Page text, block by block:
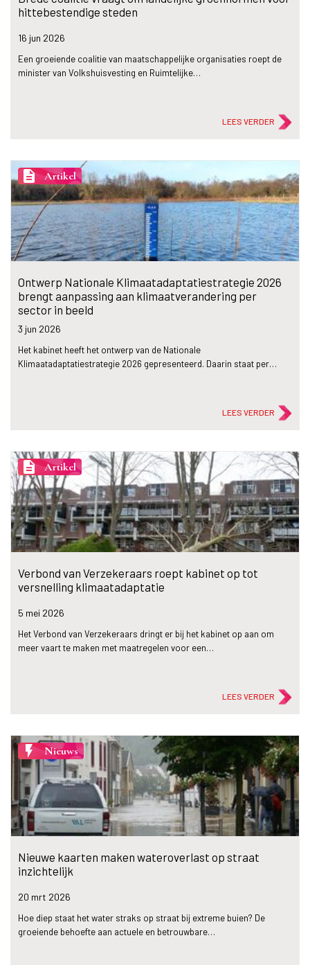
hittebestendige steden
16 jun 2026
Een groeiende coalitie van maatschappelijke organisaties roept de
minister van Volkshuisvesting en Ruimtelijke…
LEES VERDER
description Artikel
Ontwerp Nationale Klimaatadaptatiestrategie 2026
brengt aanpassing aan klimaatverandering per
sector in beeld
3 jun 2026
Het kabinet heeft het ontwerp van de Nationale
Klimaatadaptatiestrategie 2026 gepresenteerd. Daarin staat per…
LEES VERDER
description Artikel
Verbond van Verzekeraars roept kabinet op tot
versnelling klimaatadaptatie
5 mei 2026
Het Verbond van Verzekeraars dringt er bij het kabinet op aan om
meer vaart te maken met maatregelen voor een…
LEES VERDER
flash_on Nieuws
Nieuwe kaarten maken wateroverlast op straat
inzichtelijk
20 mrt 2026
Hoe diep staat het water straks op straat bij extreme buien? De
groeiende behoefte aan actuele en betrouwbare…